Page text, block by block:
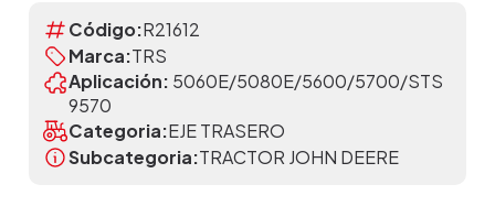
Código:R21612
Marca:TRS
Aplicación: 5060E/5080E/5600/5700/STS
9570
Categoria:EJE TRASERO
Subcategoria:TRACTOR JOHN DEERE